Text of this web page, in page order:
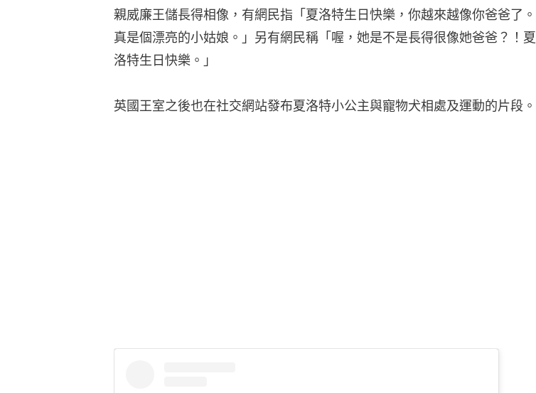
親威廉王儲長得相像，有網民指「夏洛特生日快樂，你越來越像你爸爸了。
真是個漂亮的小姑娘。」另有網民稱「喔，她是不是長得很像她爸爸？！夏
洛特生日快樂。」
英國王室之後也在社交網站發布夏洛特小公主與寵物犬相處及運動的片段。